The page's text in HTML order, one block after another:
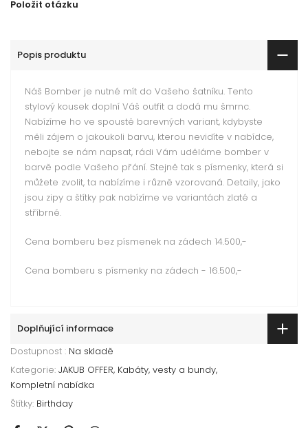
Položit otázku
Popis produktu
Náš Bomber je nutné mít do Vašeho šatníku. Tento
stylový kousek doplní Váš outfit a dodá mu šmrnc.
Nabízíme ho ve spoustě barevných variant, kdybyste
měli zájem o jakoukoli barvu, kterou nevidíte v nabídce,
nebojte se nám napsat, rádi Vám uděláme bomber v
barvě podle Vašeho přání. Stejně tak s písmenky, která si
můžete zvolit, ta nabízíme i různě vzorovaná. Detaily, jako
jsou zipy a štítky pak nabízíme ve variantách zlaté a
stříbrné.
Cena bomberu bez písmenek na zádech 14.500,-
Cena bomberu s písmenky na zádech - 16.500,-
Doplňující informace
Dostupnost : Na skladě
Kategorie: JAKUB OFFER Kabáty, vesty a bundy
Kompletní nabídka
Štítky: Birthday